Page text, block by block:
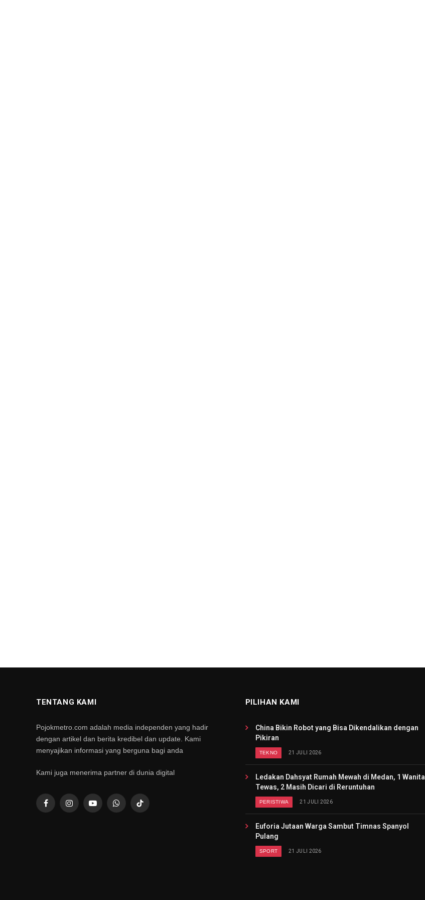
TENTANG KAMI
Pojokmetro.com adalah media independen yang hadir
dengan artikel dan berita kredibel dan update. Kami
menyajikan informasi yang berguna bagi anda
Kami juga menerima partner di dunia digital
FacebookInstagramYouTubeWhatsAppTikTok
PILIHAN KAMI
China Bikin Robot yang Bisa Dikendalikan dengan
Pikiran
TEKNO 21 JULI 2026
Ledakan Dahsyat Rumah Mewah di Medan, 1 Wanita
Tewas, 2 Masih Dicari di Reruntuhan
PERISTIWA 21 JULI 2026
Euforia Jutaan Warga Sambut Timnas Spanyol
Pulang
SPORT 21 JULI 2026